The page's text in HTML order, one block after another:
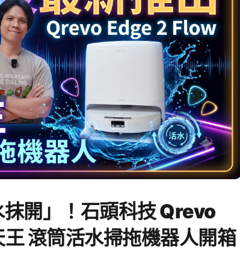
開」！石頭科技 Qrevo
滾筒活水掃拖機器人開箱